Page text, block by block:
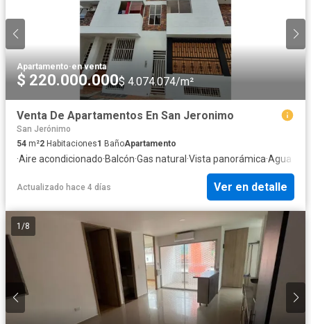
Apartamento·en venta
$ 220.000.000$ 4.074.074/m²
Venta De Apartamentos En San Jeronimo
San Jerónimo
54 m²2 Habitaciones1 BañoApartamento
·Aire acondicionado·Balcón·Gas natural ·Vista panorámica·Agua
Actualizado hace 4 días Ver en detalle
1 /8